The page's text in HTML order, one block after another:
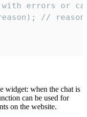
errors or
//
widget: when the chat is
can be used for
on the website.